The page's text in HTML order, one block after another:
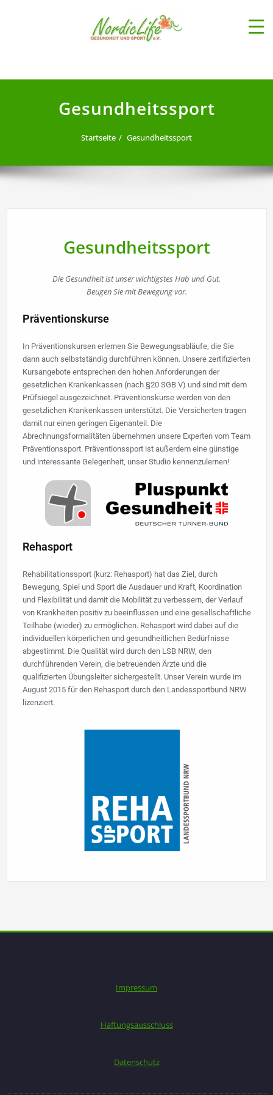
NordicLife Gesundheit und Sport
e.V.
Gesundheitssport
Startseite Gesundheitssport
Gesundheitssport
Die Gesundheit ist unser wichtigstes Hab und Gut.
Beugen Sie mit Bewegung vor.
Präventionskurse
In Präventionskursen erlernen Sie Bewegungsabläufe, die Sie
dann auch selbstständig durchführen können. Unsere zertifizierten
Kursangebote entsprechen den hohen Anforderungen der
gesetzlichen Krankenkassen (nach §20 SGB V) und sind mit dem
Prüfsiegel ausgezeichnet. Präventionskurse werden von den
gesetzlichen Krankenkassen unterstützt. Die Versicherten tragen
damit nur einen geringen Eigenanteil. Die
Abrechnungsformalitäten übernehmen unsere Experten vom Team
Präventionssport. Präventionssport ist außerdem eine günstige
und interessante Gelegenheit, unser Studio kennenzulernen!
Rehasport
Rehabilitationssport (kurz: Rehasport) hat das Ziel, durch
Bewegung, Spiel und Sport die Ausdauer und Kraft, Koordination
und Flexibilität und damit die Mobilität zu verbessern, der Verlauf
von Krankheiten positiv zu beeinflussen und eine gesellschaftliche
Teilhabe (wieder) zu ermöglichen. Rehasport wird dabei auf die
individuellen körperlichen und gesundheitlichen Bedürfnisse
abgestimmt. Die Qualität wird durch den LSB NRW, den
durchführenden Verein, die betreuenden Ärzte und die
qualifizierten Übungsleiter sichergestellt. Unser Verein wurde im
August 2015 für den Rehasport durch den Landessportbund NRW
lizenziert.
Impressum
Haftungsausschluss
Datenschutz